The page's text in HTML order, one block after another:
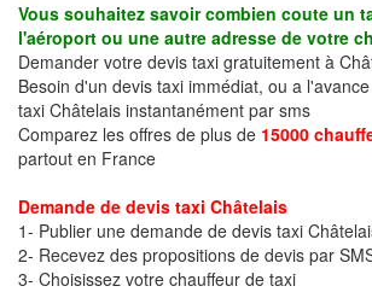
Vous souhaitez savoir combien coute un
l'aéroport ou une autre adresse de votre
Demander votre devis taxi gratuitement à
Besoin d'un devis taxi immédiat, ou a
taxi Châtelais instantanément par sms
Comparez les offres de plus de 15000
partout en France
Demande de devis taxi Châtelais
1- Publier une demande de devis taxi
2- Recevez des propositions de devis par
3- Choisissez votre chauffeur de taxi